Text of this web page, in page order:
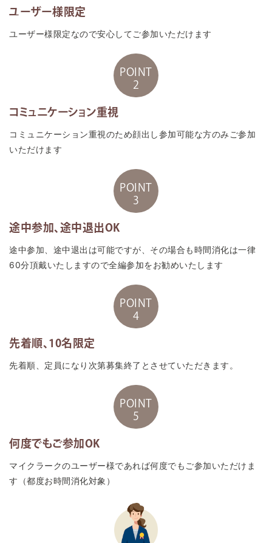
ユーザー様限定
ユーザー様限定なので安心してご参加いただけます
POINT
2
コミュニケーション重視
コミュニケーション重視のため顔出し参加可能な方のみご参加
いただけます
POINT
3
途中参加、途中退出OK
途中参加、途中退出は可能ですが、その場合も時間消化は一律
60分頂戴いたしますので全編参加をお勧めいたします
POINT
4
先着順、10名限定
先着順、定員になり次第募集終了とさせていただきます。
POINT
5
何度でもご参加OK
マイクラークのユーザー様であれば何度でもご参加いただけま
す（都度お時間消化対象）